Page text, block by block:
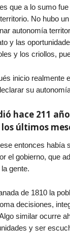
que a lo sumo
No hubo
autonomía
y las
y los criollos,
inicio realmente
su
hace 211
últimos
entonces había
el gobierno, que
gente.
de 1810 la
decisiones,
similar ocurre
y ser